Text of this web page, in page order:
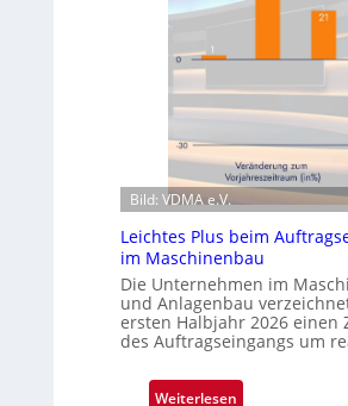
t
i
m
z
e
t
e
n
u
y
n
a
i
c
s
e
r
ö
f
f
e
Bild: VDMA e.V.
Leichtes Plus beim
im Maschinenbau
Die Unternehmen im
und Anlagenbau
ersten Halbjahr 2026 einen
des Auftragseingangs um
Weiterlesen: